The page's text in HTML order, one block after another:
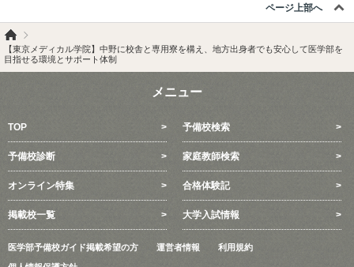
ページ上部へ
【東京メディカル学院】中野に校舎と専用寮を構え、地方出身者でも安心して医学部を
目指せる環境とサポート体制
メニュー
TOP 予備校検索
予備校診断 家庭教師検索
オンライン特集 合格体験記
掲載校一覧 大学入試情報
医学部予備校ガイド掲載希望の方 運営者情報 利用規約